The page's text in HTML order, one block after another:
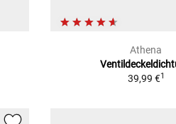
Athena
39,99 €1